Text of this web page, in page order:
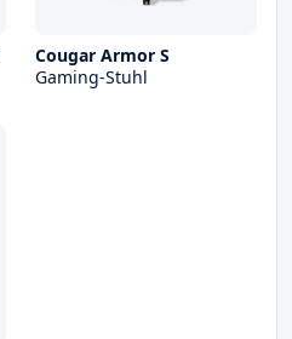
Cougar Armor S
Gaming-Stuhl